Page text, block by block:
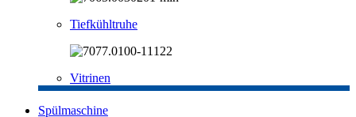
Tiefkühltruhe
Vitrinen
Spülmaschine